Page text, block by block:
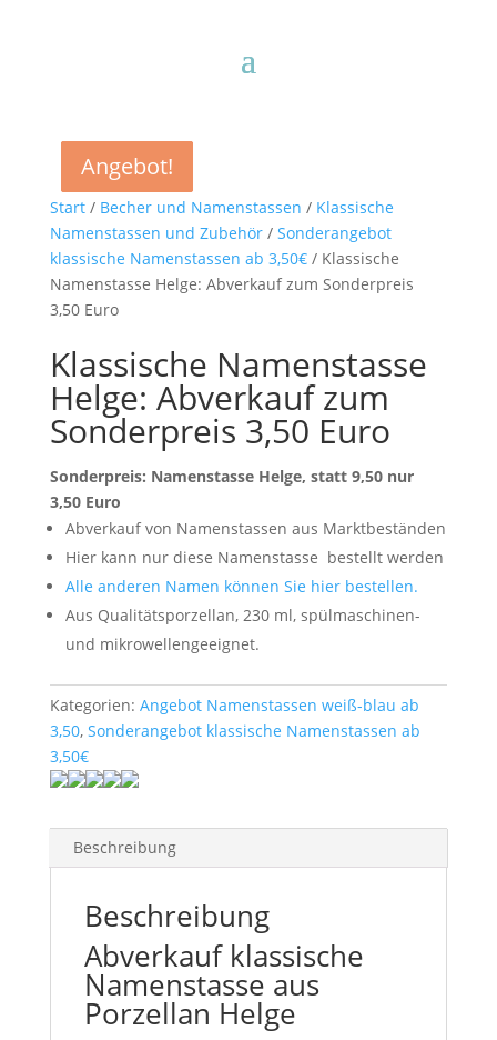
Start/ Becher und Namenstassen / Klassische
Namenstassen und Zubehör/ Sonderangebot
klassische Namenstassen ab 3,50€/ Klassische
Namenstasse Helge: Abverkauf zum Sonderpreis
3,50 Euro
Angebot!
Klassische Namenstasse
Helge: Abverkauf zum
Sonderpreis 3,50 Euro
Sonderpreis: Namenstasse Helge, statt 9,50 nur
3,50 Euro
Abverkauf von Namenstassen aus Marktbeständen
Hier kann nur diese Namenstasse bestellt werden
Alle anderen Namen können Sie hier bestellen.
Aus Qualitätsporzellan, 230 ml, spülmaschinen-
und mikrowellengeeignet.
Kategorien: Angebot Namenstassen weiß-blau ab
3,50, Sonderangebot klassische Namenstassen ab
3,50€
Beschreibung
Beschreibung
Abverkauf klassische
Namenstasse aus
Porzellan Helge
Angebot!
Angebot!
Angebot!